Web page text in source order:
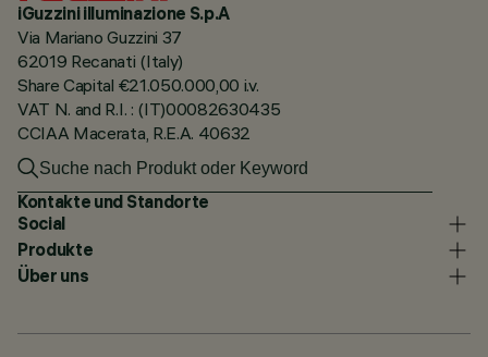
iGuzzini illuminazione S.p.A
Via Mariano Guzzini 37
62019 Recanati (Italy)
Share Capital €21.050.000,00 i.v.
VAT N. and R.I. : (IT)00082630435
CCIAA Macerata, R.E.A. 40632
Kontakte und Standorte
Social
Produkte
Über uns